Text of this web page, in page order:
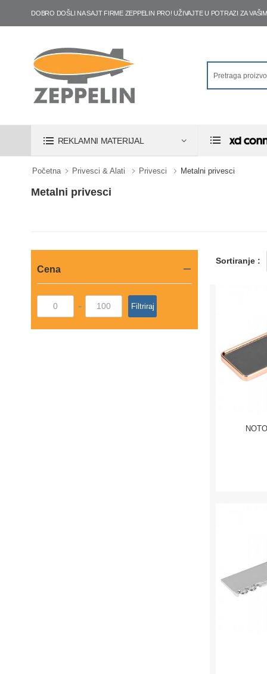
DOBRO DOŠLI NA SAJT FIRME ZEPPELIN PRO! UŽIVAJTE U POTRAZI ZA
REKLAMNI MATERIJAL
Početna Privesci & Alati Privesci Metalni privesci
Metalni privesci
Cena
- Filtriraj
Sortiranje :